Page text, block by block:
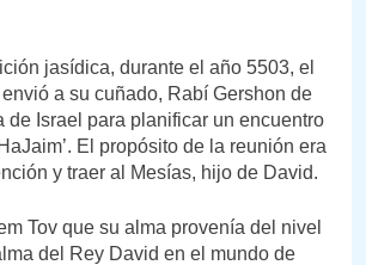
jasídica, durante el año 5503, el
a su cuñado, Rabí Gershon de
de Israel para planificar un encuentro
El propósito de la reunión era
y traer al Mesías, hijo de David.
Tov que su alma provenía del nivel
del Rey David en el mundo de